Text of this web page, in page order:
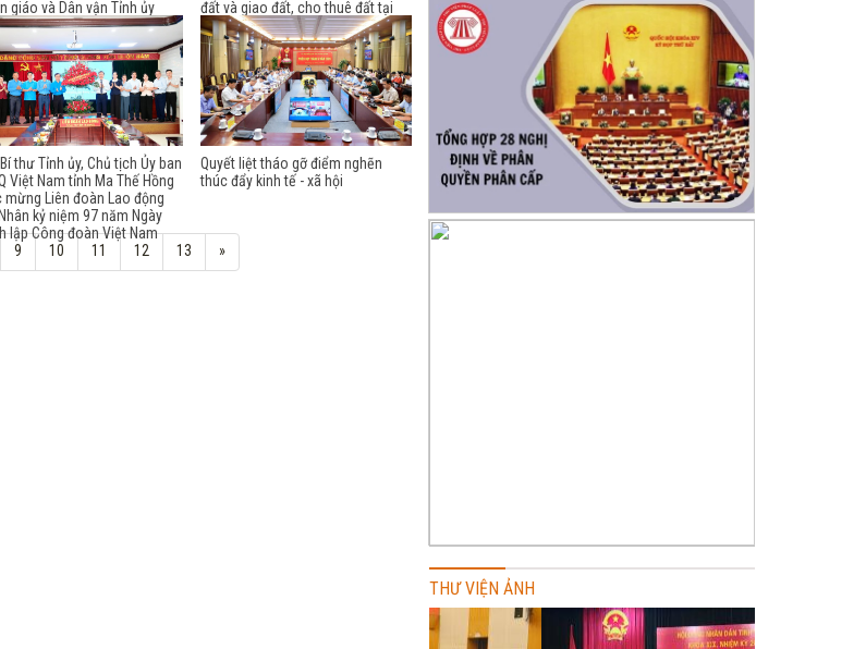
giáo và Dân vận Tỉnh ủy
Ngày truyền thống ngành
giáo của Đảng
đất và giao đất, cho thuê đất tại
phường Mỹ Lâm
thư Tỉnh ủy, Chủ tịch Ủy ban
Việt Nam tỉnh Ma Thế Hồng
mừng Liên đoàn Lao động
kỷ niệm 97 năm Ngày
lập Công đoàn Việt Nam
Quyết liệt tháo gỡ điểm nghẽn
thúc đẩy kinh tế - xã hội
9 10 11 12 13 »
THƯ VIỆN ẢNH